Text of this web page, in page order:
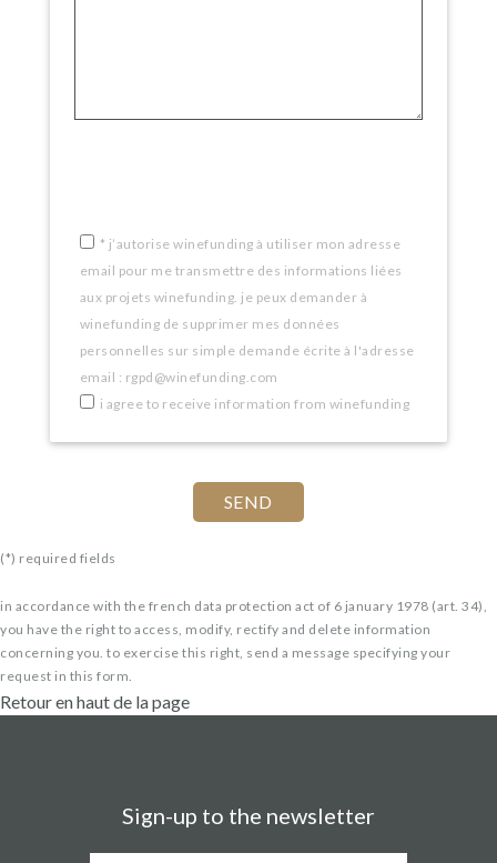
* j’autorise winefunding à utiliser mon adresse
email pour me transmettre des informations liées
aux projets winefunding. je peux demander à
winefunding de supprimer mes données
personnelles sur simple demande écrite à l'adresse
email : rgpd@winefunding.com
i agree to receive information from winefunding
(*) required fields
in accordance with the french data protection act of 6 january 1978 (art. 34),
you have the right to access, modify, rectify and delete information
concerning you. to exercise this right, send a message specifying your
request in this form.
Retour en haut de la page
Sign-up to the newsletter